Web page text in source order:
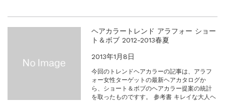
ヘアカラートレンド アラフォー ショー
ト＆ボブ 2012-2013春夏
2013年1月8日
今回のトレンドヘアカラーの記事は、アラフ
ォー女性ターゲットの最新ヘアカタログか
ら、ショート＆ボブのヘアカラー提案の統計
を取ったものですす。 参考書 キレイな大人ヘ